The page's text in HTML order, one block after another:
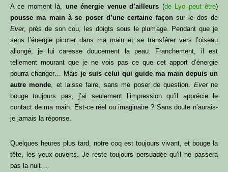
A ce moment là, une énergie venue d’ailleurs (de Lyo peut être)
pousse ma main à se poser d’une certaine façonsur le dos de
Ever, près de son cou, les doigts sous le plumage. Pendant que je
sens l’énergie picoter dans ma main et se transférer vers l’oiseau
allongé, je lui caresse doucement la peau. Franchement, il est
tellement mourant que je ne vois pas ce que cet apport d’énergie
pourra changer… Mais je suis celui qui guide ma main depuis un
autre monde , et laisse faire, sans me poser de question. Everne
bouge toujours pas, j’ai seulement l’impression qu’il apprécie le
contact de ma main. Est-ce réel ou imaginaire ? Sans doute n’aurais-
je jamais la réponse.
Quelques heures plus tard, notre coq est toujours vivant, et bouge la
tête, les yeux ouverts. Je reste toujours persuadée qu’il ne passera
pas la nuit…